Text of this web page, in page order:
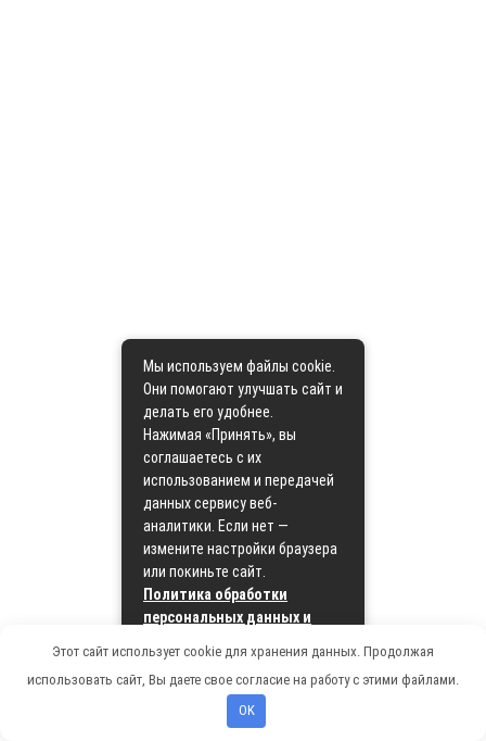
Мы используем файлы cookie.
Они помогают улучшать сайт и
делать его удобнее.
Нажимая «Принять», вы
соглашаетесь с их
использованием и передачей
данных сервису веб-
аналитики. Если нет —
измените настройки браузера
или покиньте сайт.
Политика обработки
персональных данных и
Принять
Этот сайт использует cookie для хранения данных. Продолжая
использовать сайт, Вы даете свое согласие на работу с этими файлами.
OK